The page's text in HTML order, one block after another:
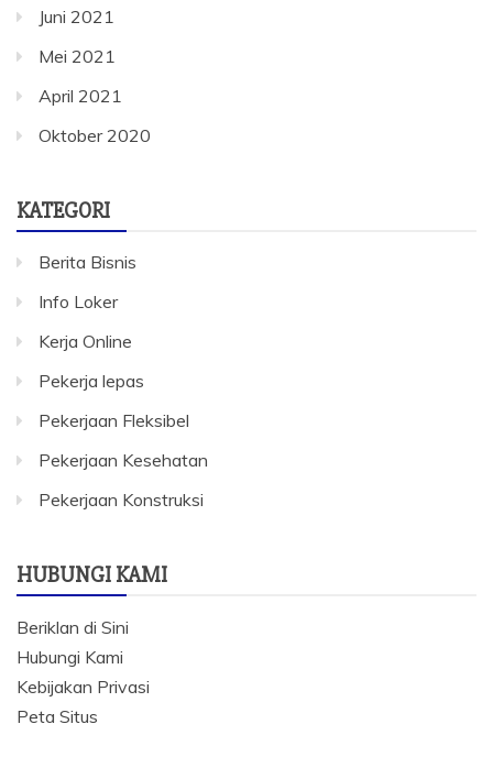
Juni 2021
Mei 2021
April 2021
Oktober 2020
KATEGORI
Berita Bisnis
Info Loker
Kerja Online
Pekerja lepas
Pekerjaan Fleksibel
Pekerjaan Kesehatan
Pekerjaan Konstruksi
HUBUNGI KAMI
Beriklan di Sini
Hubungi Kami
Kebijakan Privasi
Peta Situs